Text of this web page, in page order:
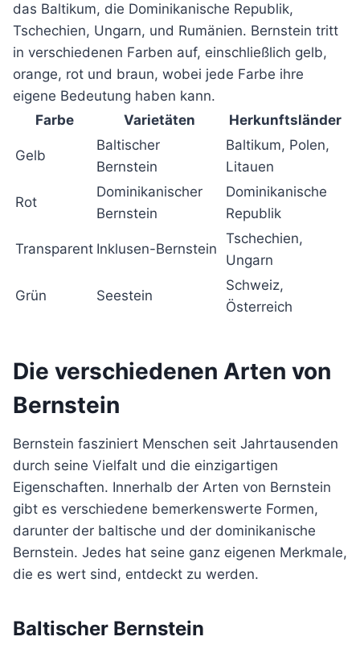
das Baltikum, die Dominikanische Republik,
Tschechien, Ungarn, und Rumänien. Bernstein tritt
in verschiedenen Farben auf, einschließlich gelb,
orange, rot und braun, wobei jede Farbe ihre
eigene Bedeutung haben kann.
Farbe
Varietäten Herkunftsländer
Gelb
Baltischer
Bernstein
Baltikum, Polen,
Litauen
Rot
Dominikanischer
Bernstein
Dominikanische
Republik
Transparent Inklusen-Bernstein
Tschechien,
Ungarn
Grün Seestein
Schweiz,
Österreich
Die verschiedenen Arten von
Bernstein
Bernstein fasziniert Menschen seit Jahrtausenden
durch seine Vielfalt und die einzigartigen
Eigenschaften. Innerhalb der Arten von Bernstein
gibt es verschiedene bemerkenswerte Formen,
darunter der baltische und der dominikanische
Bernstein. Jedes hat seine ganz eigenen Merkmale,
die es wert sind, entdeckt zu werden.
Baltischer Bernstein